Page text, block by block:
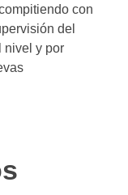
con
del
nivel y por